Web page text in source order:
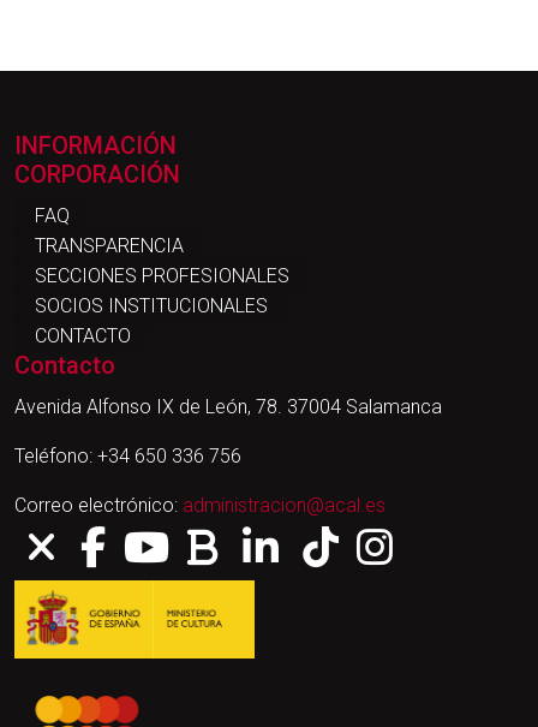
INFORMACIÓN
CORPORACIÓN
FAQ
TRANSPARENCIA
SECCIONES PROFESIONALES
SOCIOS INSTITUCIONALES
CONTACTO
Contacto
Avenida Alfonso IX de León, 78. 37004 Salamanca
Teléfono: +34 650 336 756
Correo electrónico: administracion@acal.es